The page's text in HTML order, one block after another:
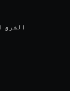
الشرق